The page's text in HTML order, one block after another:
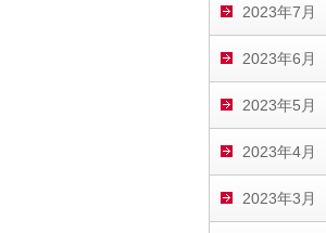
2023年7月
2023年6月
2023年5月
2023年4月
2023年3月